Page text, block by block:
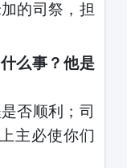
的司祭，担
么事？他是
否顺利；司
主必使你们